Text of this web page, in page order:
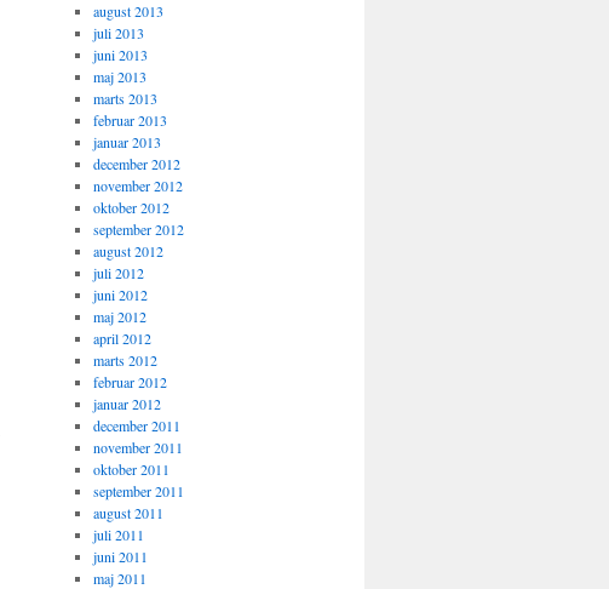
august 2013
juli 2013
juni 2013
maj 2013
marts 2013
februar 2013
januar 2013
december 2012
november 2012
oktober 2012
september 2012
august 2012
juli 2012
juni 2012
maj 2012
april 2012
marts 2012
februar 2012
januar 2012
december 2011
november 2011
oktober 2011
september 2011
august 2011
juli 2011
juni 2011
maj 2011